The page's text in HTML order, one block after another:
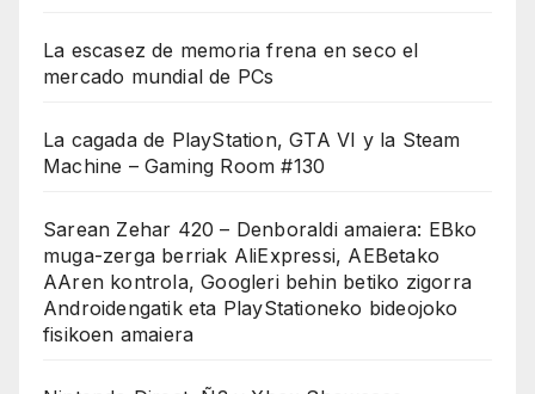
La escasez de memoria frena en seco el
mercado mundial de PCs
La cagada de PlayStation, GTA VI y la Steam
Machine – Gaming Room #130
Sarean Zehar 420 – Denboraldi amaiera: EBko
muga-zerga berriak AliExpressi, AEBetako
AAren kontrola, Googleri behin betiko zigorra
Androidengatik eta PlayStationeko bideojoko
fisikoen amaiera